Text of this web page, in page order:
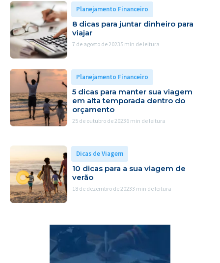
Planejamento Financeiro
8 dicas para juntar dinheiro para
viajar
7 de agosto de 20235 min de leitura
Planejamento Financeiro
5 dicas para manter sua viagem
em alta temporada dentro do
orçamento
25 de outubro de 20236 min de leitura
Dicas de Viagem
10 dicas para a sua viagem de
verão
18 de dezembro de 20233 min de leitura